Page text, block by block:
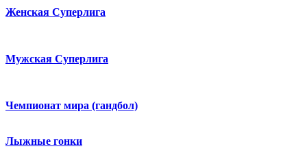
Женская Суперлига
Мужская Суперлига
Чемпионат мира (гандбол)
Лыжные гонки